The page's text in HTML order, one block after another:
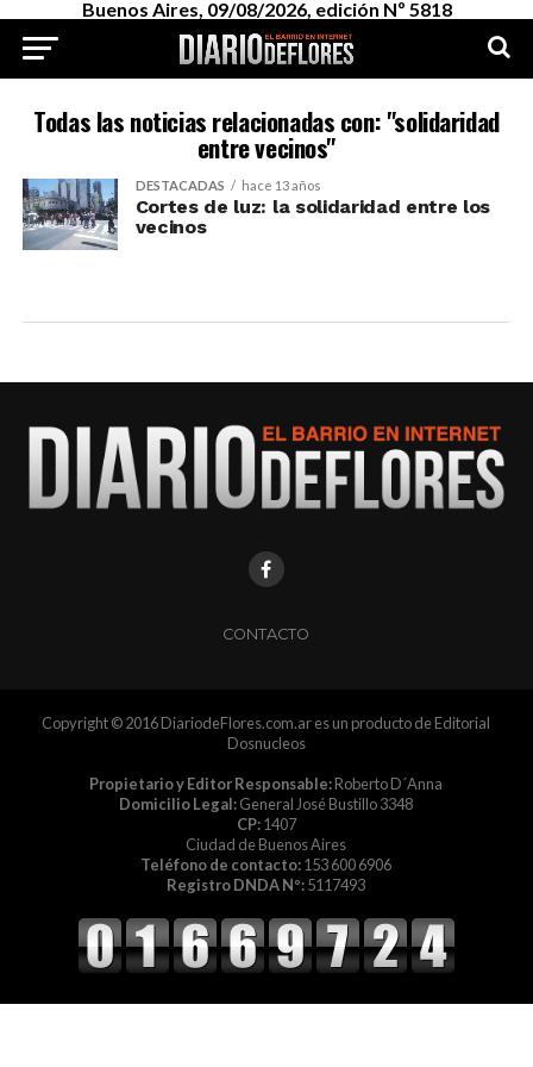
Buenos Aires, 09/08/2026, edición Nº 5818
Todas las noticias relacionadas con: "solidaridad
entre vecinos"
DESTACADAS hace 13 años
Cortes de luz: la solidaridad entre los
vecinos
CONTACTO
Copyright © 2016 DiariodeFlores.com.ar es un producto de Editorial
Dosnucleos
Propietario y Editor Responsable:Roberto D´Anna
Domicilio Legal:General José Bustillo 3348
CP:1407
Ciudad de Buenos Aires
Teléfono de contacto:153 600 6906
Registro DNDA Nº:5117493